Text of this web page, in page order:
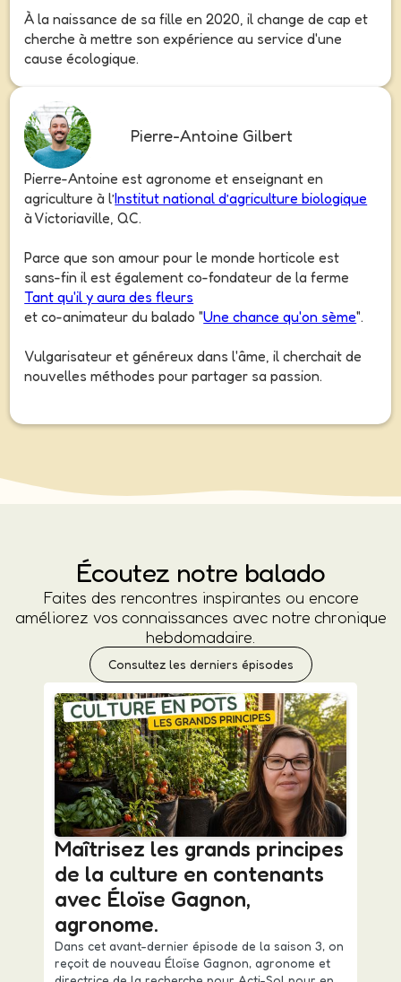
À la naissance de sa fille en 2020, il change de cap et
cherche à mettre son expérience au service d'une
cause écologique.
Pierre-Antoine Gilbert
Pierre-Antoine est agronome et enseignant en
agriculture à l’Institut national d’agriculture biologique
à Victoriaville, QC.
Parce que son amour pour le monde horticole est
sans-fin il est également co-fondateur de la ferme
Tant qu'il y aura des fleurs
et co-animateur du balado "Une chance qu'on sème".
Vulgarisateur et généreux dans l'âme, il cherchait de
nouvelles méthodes pour partager sa passion.
Écoutez notre balado
Faites des rencontres inspirantes ou encore
améliorez vos connaissances avec notre chronique
hebdomadaire.
Consultez les derniers épisodes
Maîtrisez les grands principes
de la culture en contenants
avec Éloïse Gagnon,
agronome.
Dans cet avant-dernier épisode de la saison 3, on
reçoit de nouveau Éloïse Gagnon, agronome et